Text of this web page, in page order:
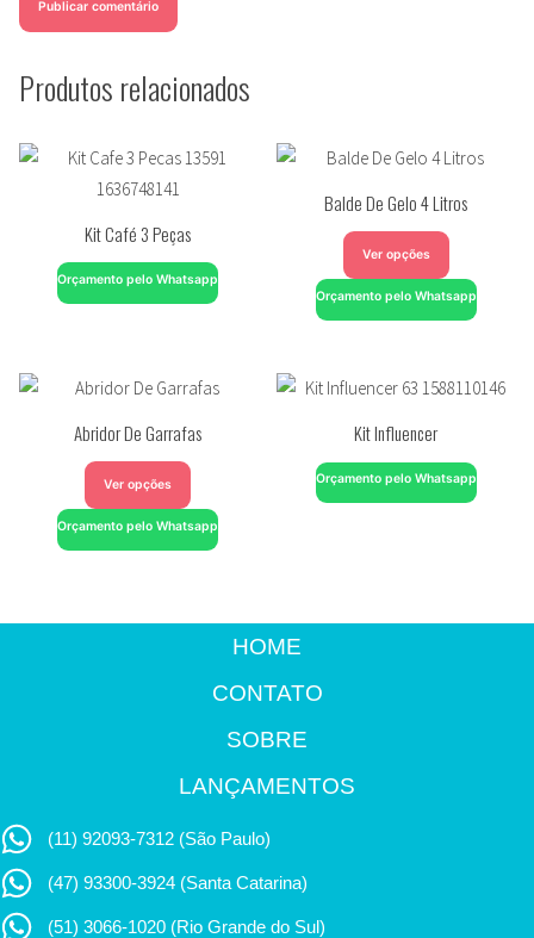
Produtos relacionados
Kit Café 3 Peças
Orçamento pelo Whatsapp
Balde De Gelo 4 Litros
Ver opções
Orçamento pelo Whatsapp
Abridor De Garrafas
Ver opções
Orçamento pelo Whatsapp
Kit Influencer
Orçamento pelo Whatsapp
HOME
CONTATO
SOBRE
LANÇAMENTOS
(11) 92093-7312 (São Paulo)
(47) 93300-3924 (Santa Catarina)
(51) 3066-1020 (Rio Grande do Sul)